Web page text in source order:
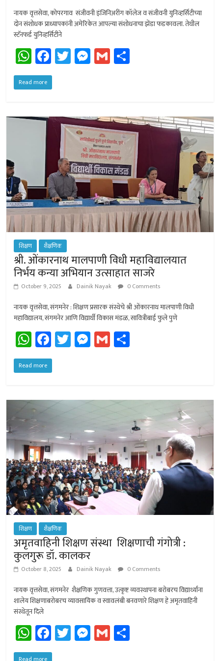
नायक वृत्तसेवा, कोपरगाव संजीवनी इंजिनिअरींग कॉलेज व संजीवनी युनिव्हर्सिटीच्या
दोन संशोधक प्राध्यापकांनी अमेरिकेत आपल्या संशोधनाचा झेंडा फडकावला. तेथील
स्टॅनफर्ड युनिव्हर्सिटीने
W
h
at
p
Fa
ce
b
ok
T
wi
M
es
ge
r
G
m
Read more
शिक्षण शैक्षणिक
श्री. ओंकारनाथ मालपाणी विधी महाविद्यालयात
निर्भय कन्या अभियान उत्साहात साजरे
October 9, 2025 Dainik Nayak 0 Comments
नायक वृत्तसेवा, संगमनेर : शिक्षण प्रसारक संस्थेचे श्री ओंकारनाथ मालपाणी विधी
महाविद्यालय, संगमनेर आणि विद्यार्थी विकास मंडळ, सावित्रीबाई फुले पुणे
W
h
at
p
p
Fa
ce
b
ok
T
wi
M
es
ge
G
m
Read more
शिक्षण शैक्षणिक
अमृतवाहिनी शिक्षण संस्था शिक्षणाची गंगोत्री :
कुलगुरू डॉ. कालकर
October 8, 2025 Dainik Nayak 0 Comments
नायक वृत्तसेवा, संगमनेर शैक्षणिक गुणवत्ता, उत्कृष्ट व्यवस्थापना बरोबरच विद्यार्थ्यांना
शालेय शिक्षणाबरोबरच व्यावसायिक व स्वावलंबी बनवणारे शिक्षण हे अमृतवाहिनी
संस्थेतून दिले
W
h
Fa
ce
T
wi
M
es
G
m
Read more